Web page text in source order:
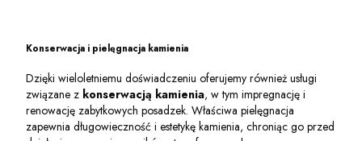
Konserwacja i pielęgnacja kamienia
Dzięki wieloletniemu doświadczeniu oferujemy również usługi
związane z konserwacją kamienia, w tym impregnację i
renowację zabytkowych posadzek. Właściwa pielęgnacja
zapewnia długowieczność i estetykę kamienia, chroniąc go przed